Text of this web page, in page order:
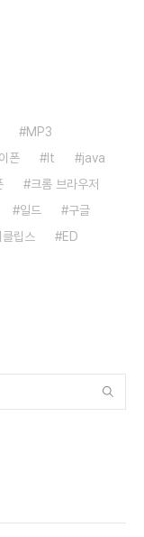
MP3
폰 It
java
크롬 브라우저
일드
구글
클립스
ED